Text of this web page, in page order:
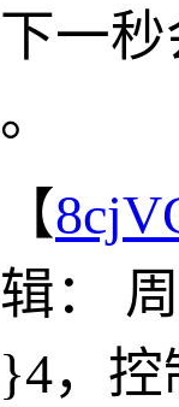
一
：
，